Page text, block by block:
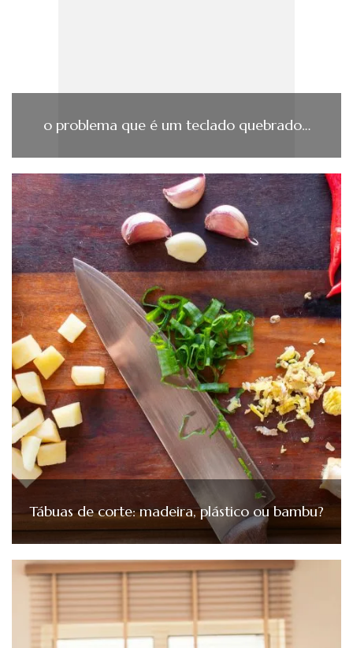
o problema que é um teclado quebrado…
Tábuas de corte: madeira, plástico ou bambu?